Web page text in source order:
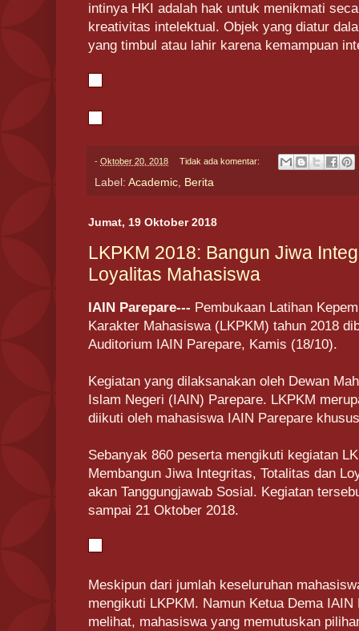
intinya HKI adalah hak untuk menikmati
kreativitas intelektual. Objek yang diatur
yang timbul atau lahir karena kemampuan
- Oktober 20, 2018 Tidak ada komentar:
Label: Academic, Berita
Jumat, 19 Oktober 2018
LKPKM 2018: Bangun Jiwa
Loyalitas Mahasiswa
IAIN Parepare--- Pembukaan Latihan
Karakter Mahasiswa (LKPKM) tahun 2018
Auditorium IAIN Parepare, Kamis (18/10).
Kegiatan yang dilaksanakan oleh Dewan
Islam Negeri (IAIN) Parepare. LKPKM
diikuti oleh mahasiswa IAIN Parepare
Sebanyak 860 peserta mengikuti kegiatan
Membangun Jiwa Integritas, Totalitas dan
akan Tanggungjawab Sosial. Kegiatan
sampai 21 Oktober 2018.
Meskipun dari jumlah keseluruhan
mengikuti LKPKM. Namun Ketua Dema
melihat, mahasiswa yang memutuskan